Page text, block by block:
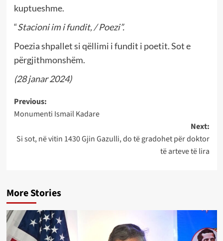
kuptueshme.
“Stacioni im i fundit, / Poezi”.
Poezia shpallet si qëllimi i fundit i poetit. Sot e
përgjithmonshëm.
(28 janar 2024)
Post
navigation
Previous:
Monumenti Ismail Kadare
Next:
Si sot, në vitin 1430 Gjin Gazulli, do të gradohet për doktor
të arteve të lira
More Stories